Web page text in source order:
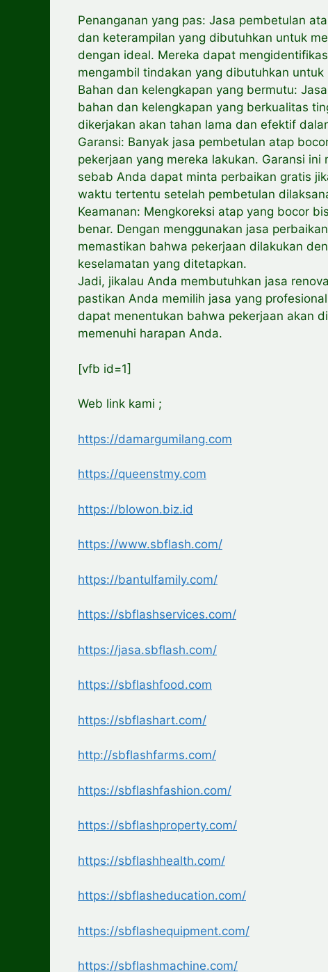
Penanganan yang pas: Jasa pembetulan
dan keterampilan yang dibutuhkan untuk
dengan ideal. Mereka dapat
mengambil tindakan yang dibutuhkan untuk
Bahan dan kelengkapan yang bermutu:
bahan dan kelengkapan yang berkualitas
dikerjakan akan tahan lama dan efektif
Garansi: Banyak jasa pembetulan atap
pekerjaan yang mereka lakukan. Garansi
sebab Anda dapat minta perbaikan gratis
waktu tertentu setelah pembetulan
Keamanan: Mengkoreksi atap yang bocor
benar. Dengan menggunakan jasa
memastikan bahwa pekerjaan dilakukan
keselamatan yang ditetapkan.
Jadi, jikalau Anda membutuhkan jasa
pastikan Anda memilih jasa yang
dapat menentukan bahwa pekerjaan akan
memenuhi harapan Anda.
[vfb id=1]
Web link kami ;
https://damargumilang.com
https://queenstmy.com
https://blowon.biz.id
https://www.sbflash.com/
https://bantulfamily.com/
https://sbflashservices.com/
https://jasa.sbflash.com/
https://sbflashfood.com
https://sbflashart.com/
http://sbflashfarms.com/
https://sbflashfashion.com/
https://sbflashproperty.com/
https://sbflashhealth.com/
https://sbflasheducation.com/
https://sbflashequipment.com/
https://sbflashmachine.com/